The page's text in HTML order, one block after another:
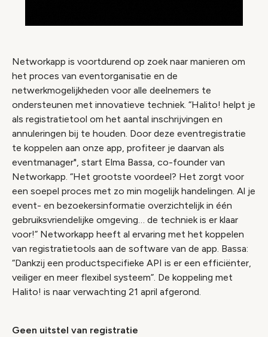
Networkapp is voortdurend op zoek naar manieren om
het proces van eventorganisatie en de
netwerkmogelijkheden voor alle deelnemers te
ondersteunen met innovatieve techniek. “Halito! helpt je
als registratietool om het aantal inschrijvingen en
annuleringen bij te houden. Door deze eventregistratie
te koppelen aan onze app, profiteer je daarvan als
eventmanager", start Elma Bassa, co-founder van
Networkapp. “Het grootste voordeel? Het zorgt voor
een soepel proces met zo min mogelijk handelingen. Al je
event- en bezoekersinformatie overzichtelijk in één
gebruiksvriendelijke omgeving… de techniek is er klaar
voor!” Networkapp heeft al ervaring met het koppelen
van registratietools aan de software van de app. Bassa:
“Dankzij een productspecifieke API is er een efficiënter,
veiliger en meer flexibel systeem”. De koppeling met
Halito! is naar verwachting 21 april afgerond.
Geen uitstel van registratie